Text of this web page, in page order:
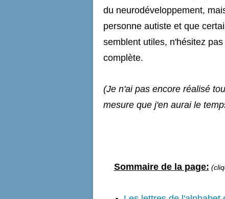
du neurodéveloppement,
personne autiste et que
semblent utiles, n'hésitez
complète.
(Je n'ai pas encore réalisé
mesure que j'en aurai le
Sommaire de la page: